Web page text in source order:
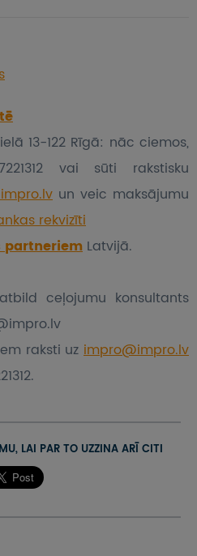
13-122 Rīgā: nāc ciemos,
vai sūti rakstisku
un veic maksājumu
rekvizīti
partneriem Latvijā.
ceļojumu konsultants
raksti uz impro@impro.lv
LAI PAR TO UZZINA ARĪ CITI